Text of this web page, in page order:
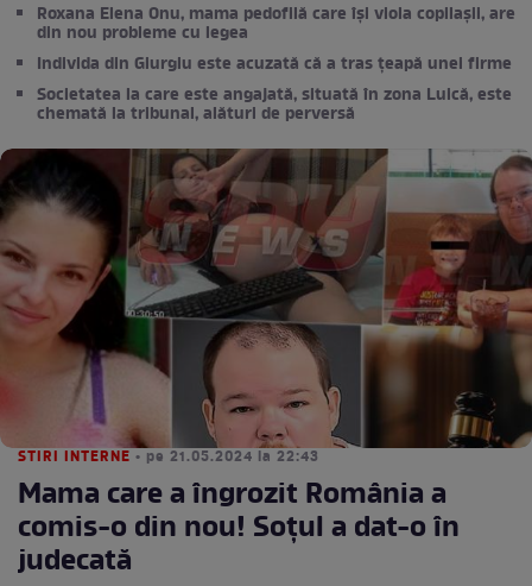
Roxana Elena Onu, mama pedofilă care își viola copilașii, are
din nou probleme cu legea
Individa din Giurgiu este acuzată că a tras țeapă unei firme
Societatea la care este angajată, situată în zona Luică, este
chemată la tribunal, alături de perversă
STIRI INTERNE • pe 21.05.2024 la 22:43
Mama care a îngrozit România a
comis-o din nou! Soțul a dat-o în
judecată